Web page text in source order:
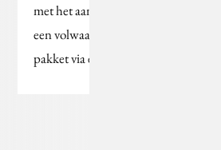
met het aanbieden van
een volwaardig tv-
pakket via een snelle…